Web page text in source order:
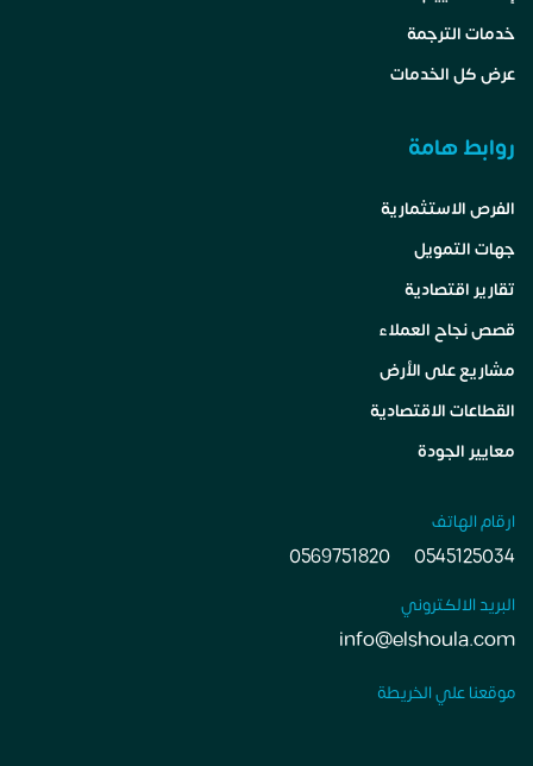
خدمات الترجمة
عرض كل الخدمات
روابط هامة
الفرص الاستثمارية
جهات التمويل
تقارير اقتصادية
قصص نجاح العملاء
مشاريع على الأرض
القطاعات الاقتصادية
معايير الجودة
ارقام الهاتف
0545125034
0569751820
البريد الالكتروني
info@elshoula.com
موقعنا علي الخريطة